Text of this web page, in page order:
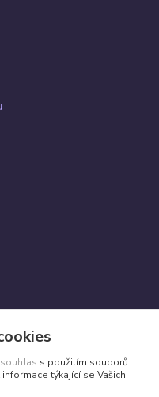
souhlas s použitím souborů
týkající se Vašich